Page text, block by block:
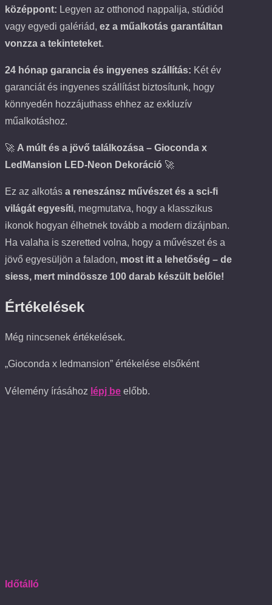
középpont: Legyen az otthonod nappalija, stúdiód
vagy egyedi galériád, ez a műalkotás garantáltan
vonzza a tekinteteket.
24 hónap garancia és ingyenes szállítás: Két év
garanciát és ingyenes szállítást biztosítunk, hogy
könnyedén hozzájuthass ehhez az exkluzív
műalkotáshoz.
🚀 A múlt és a jövő találkozása – Gioconda x
LedMansion LED-Neon Dekoráció 🚀
Ez az alkotás a reneszánsz művészet és a sci-fi
világát egyesíti, megmutatva, hogy a klasszikus
ikonok hogyan élhetnek tovább a modern dizájnban.
Ha valaha is szeretted volna, hogy a művészet és a
jövő egyesüljön a faladon, most itt a lehetőség – de
siess, mert mindössze 100 darab készült belőle!
Értékelések
Még nincsenek értékelések.
„Gioconda x ledmansion” értékelése elsőként
Vélemény írásához lépj be előbb.
Időtálló